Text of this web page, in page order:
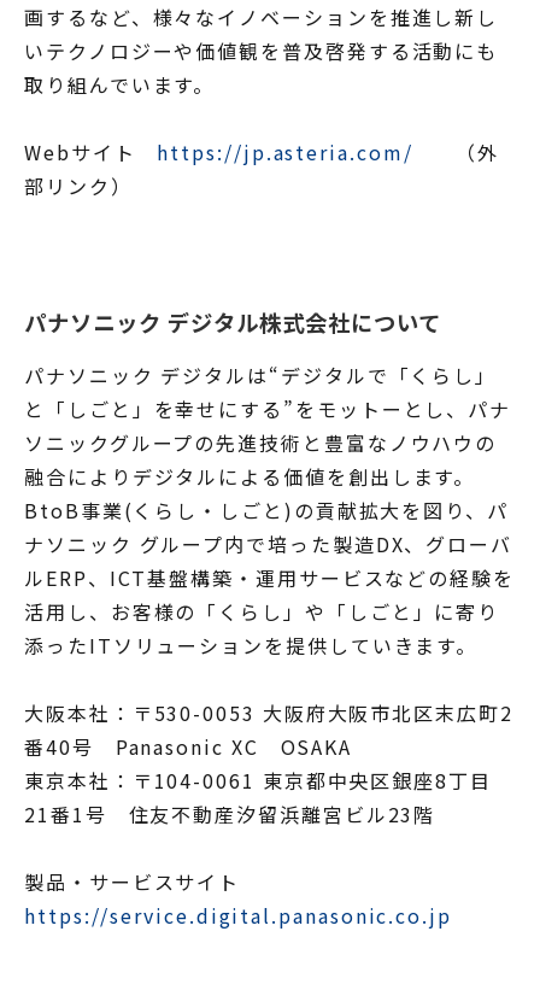
画するなど、様々なイノベーションを推進し新し
いテクノロジーや価値観を普及啓発する活動にも
取り組んでいます。
Webサイト https://jp.asteria.com/ （外
部リンク）
パナソニック デジタル株式会社について
パナソニック デジタルは“デジタルで「くらし」
と「しごと」を幸せにする”をモットーとし、パナ
ソニックグループの先進技術と豊富なノウハウの
融合によりデジタルによる価値を創出します。
BtoB事業(くらし・しごと)の貢献拡大を図り、パ
ナソニック グループ内で培った製造DX、グローバ
ルERP、ICT基盤構築・運用サービスなどの経験を
活用し、お客様の「くらし」や「しごと」に寄り
添ったITソリューションを提供していきます。
大阪本社：〒530-0053 大阪府大阪市北区末広町2
番40号 Panasonic XC OSAKA
東京本社：〒104-0061 東京都中央区銀座8丁目
21番1号 住友不動産汐留浜離宮ビル23階
製品・サービスサイト
https://service.digital.panasonic.co.jp